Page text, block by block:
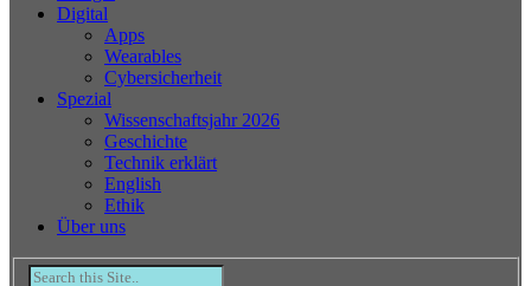
Digital
Apps
Wearables
Cybersicherheit
Spezial
Wissenschaftsjahr 2026
Geschichte
Technik erklärt
English
Ethik
Über uns